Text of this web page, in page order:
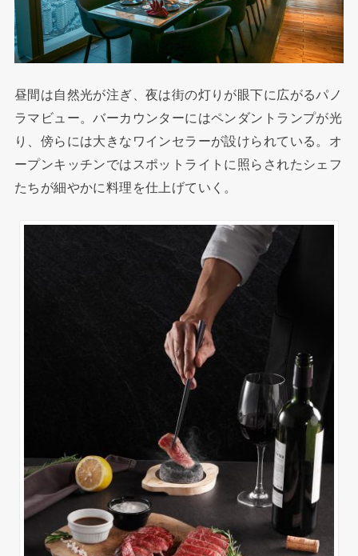
昼間は自然光が注ぎ、夜は街の灯りが眼下に広がるパノ
ラマビュー。バーカウンターにはペンダントランプが光
り、傍らには大きなワインセラーが設けられている。オ
ープンキッチンではスポットライトに照らされたシェフ
たちが細やかに料理を仕上げていく。